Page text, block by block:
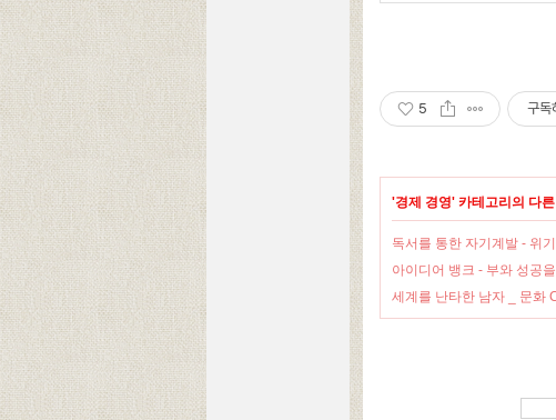
5 구독
'경제 경영' 카테고리의 다
독서를 통한 자기계발 - 위
아이디어 뱅크 - 부와 성공
세계를 난타한 남자 _ 문화